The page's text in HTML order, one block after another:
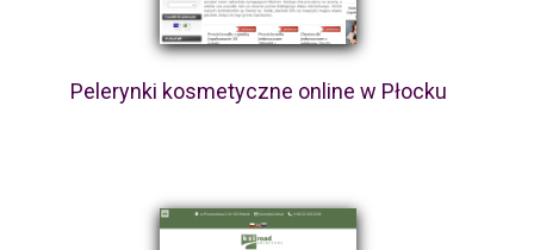
Pelerynki kosmetyczne online w Płocku